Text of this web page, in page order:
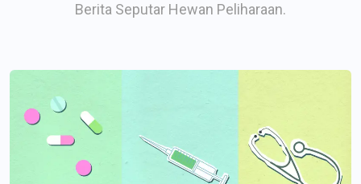
Berita Seputar Hewan Peliharaan.